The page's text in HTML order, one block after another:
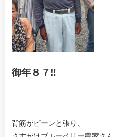
御年８７‼
背筋がピーンと張り、